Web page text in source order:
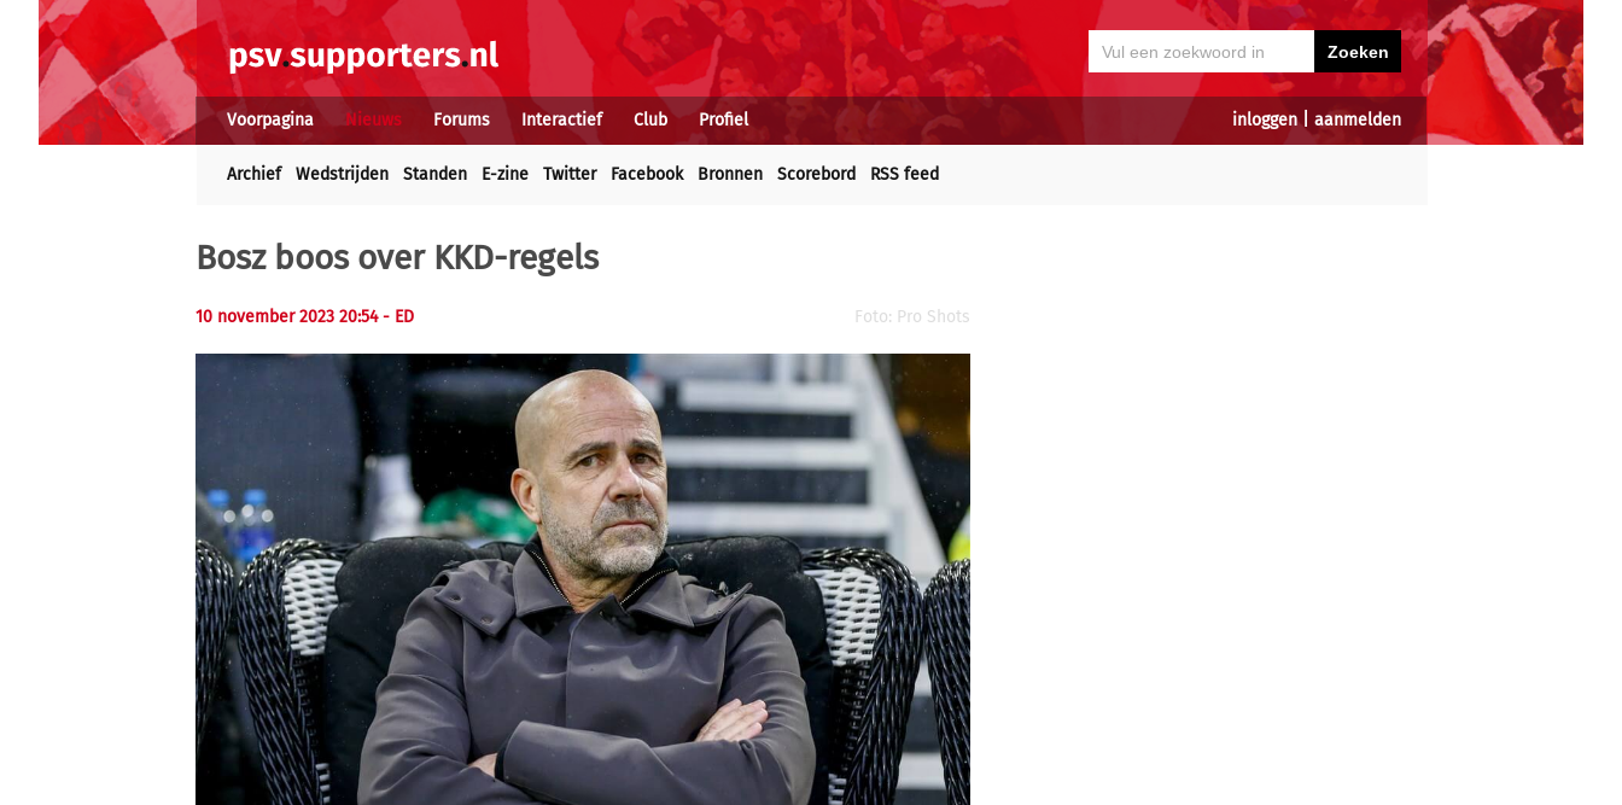
inloggen| aanmelden
Voorpagina Nieuws Forums Interactief Club Profiel
Archief Wedstrijden Standen E-zine Twitter Facebook Bronnen Scorebord RSS feed
Bosz boos over KKD-regels
10 november 2023 20:54- ED Foto: Pro Shots